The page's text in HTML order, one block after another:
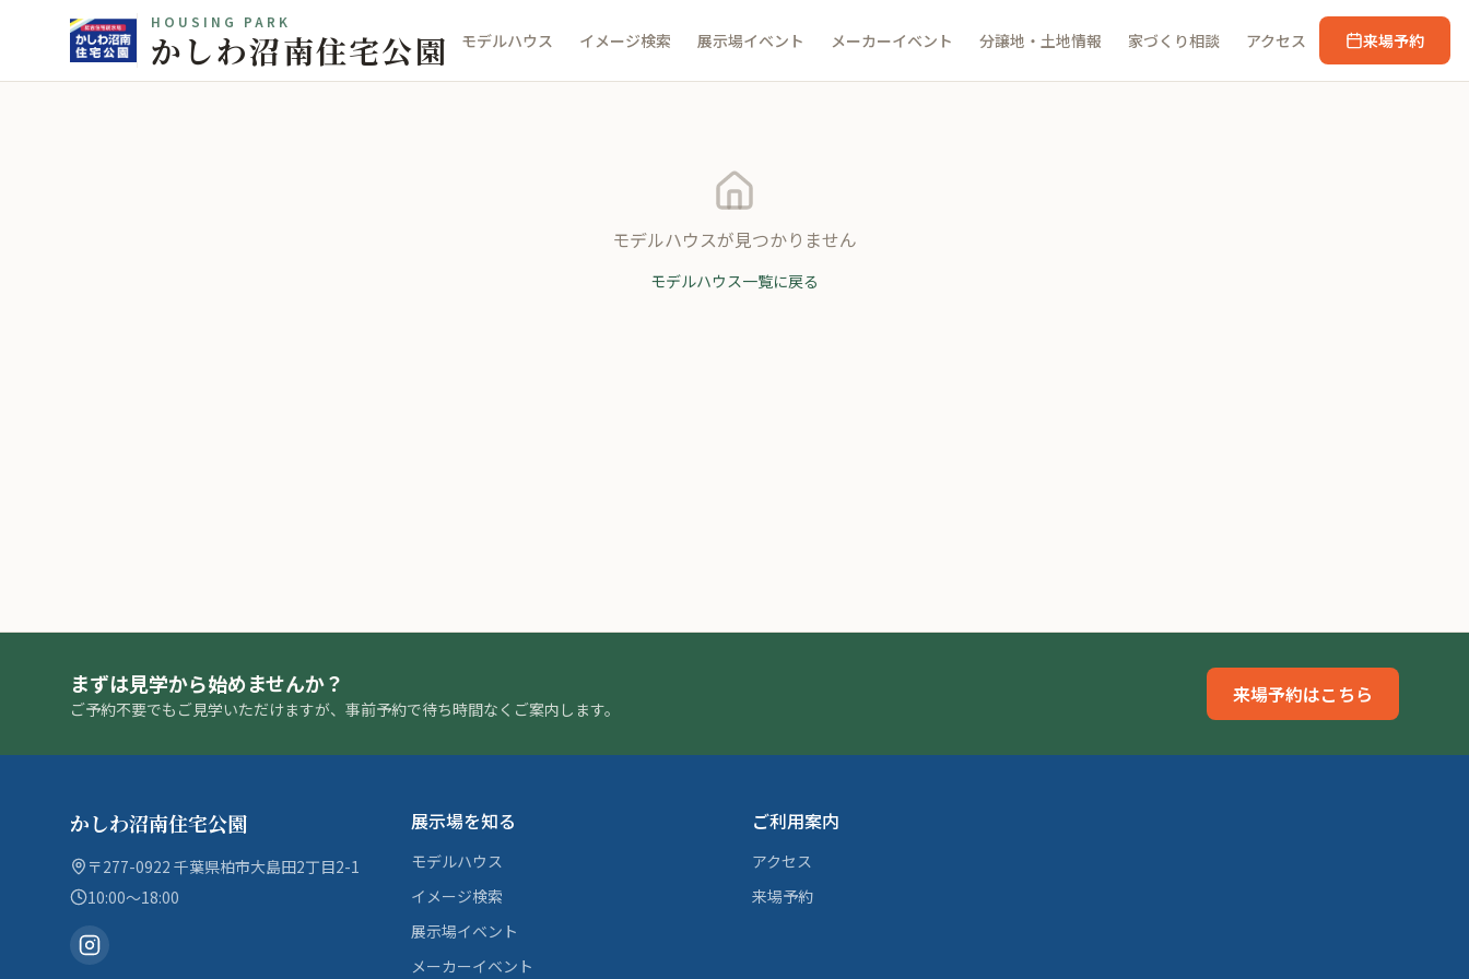
HOUSING PARK
かしわ沼南住宅公園 モデルハウス イメージ検索 展示場イベント メーカーイベント 分譲地・土地情報 家づくり相談 アクセス 来場予約
モデルハウスが見つかりません
モデルハウス一覧に戻る
まずは見学から始めませんか？
ご予約不要でもご見学いただけますが、事前予約で待ち時間なくご案内します。
来場予約はこちら
かしわ沼南住宅公園
〒277-0922 千葉県柏市大島田2丁目2-1
10:00〜18:00
展示場を知る
モデルハウス
イメージ検索
展示場イベント
メーカーイベント
ご利用案内
アクセス
来場予約